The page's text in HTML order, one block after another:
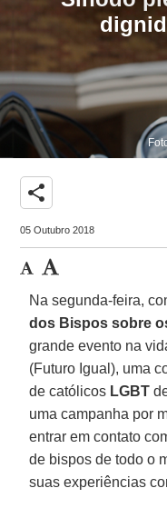
share
05 Outubro 2018
Na segunda-feira,
dos Bispos sobre
grande evento na
(Futuro Igual), uma
de católicos LGBT
uma campanha por
entrar em contato
de bispos de todo o
suas experiências